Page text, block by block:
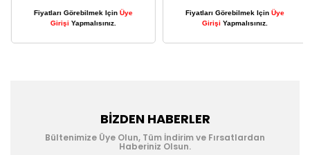
Fiyatları Görebilmek IçinÜye
GirişiYapmalısınız.
Fiyatları Görebilmek IçinÜye
GirişiYapmalısınız.
BIZDEN HABERLER
Bültenimize Üye Olun, Tüm İndirim ve Fırsatlardan
Haberiniz Olsun.